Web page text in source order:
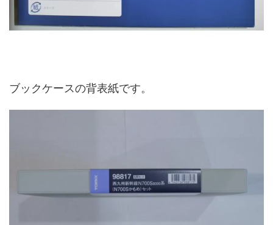
ブックケースの背表紙です。